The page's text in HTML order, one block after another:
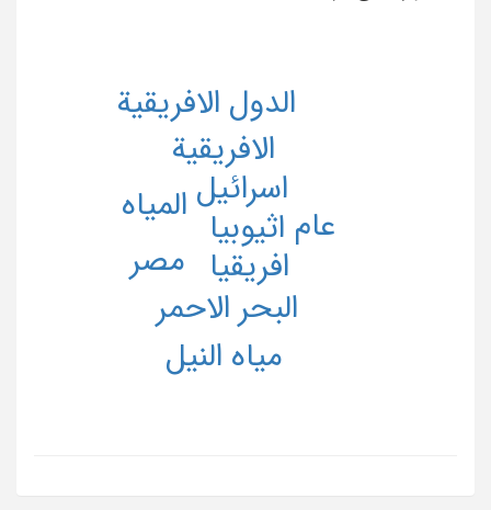
اثیوبیا
اسرائیل
افریقیا
الافریقیة
البحر الاحمر
الدول الافریقیة
المیاه
عام
مصر
میاه النیل